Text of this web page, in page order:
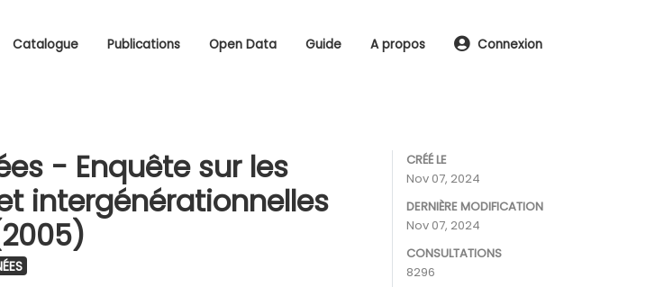
Catalogue Publications Open Data Guide A propos Connexion
- Enquête sur les
intergénérationnelles
CRÉÉ LE
Nov 07, 2024
DERNIÈRE MODIFICATION
Nov 07, 2024
CONSULTATIONS
8296